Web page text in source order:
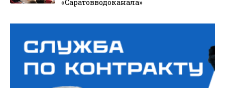
«Саратовводоканала»